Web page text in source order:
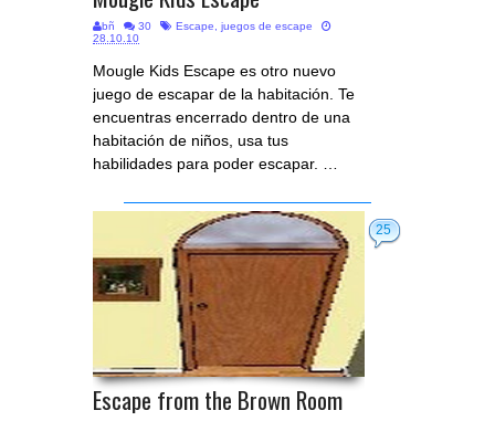
bñ 30 Escape, juegos de escape
28.10.10
Mougle Kids Escape es otro nuevo
juego de escapar de la habitación. Te
encuentras encerrado dentro de una
habitación de niños, usa tus
habilidades para poder escapar. …
25
Escape from the Brown Room